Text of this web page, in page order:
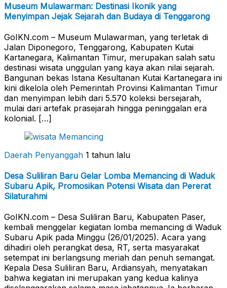
Museum Mulawarman: Destinasi Ikonik yang
Menyimpan Jejak Sejarah dan Budaya di Tenggarong
GoIKN.com – Museum Mulawarman, yang terletak di
Jalan Diponegoro, Tenggarong, Kabupaten Kutai
Kartanegara, Kalimantan Timur, merupakan salah satu
destinasi wisata unggulan yang kaya akan nilai sejarah.
Bangunan bekas Istana Kesultanan Kutai Kartanegara ini
kini dikelola oleh Pemerintah Provinsi Kalimantan Timur
dan menyimpan lebih dari 5.570 koleksi bersejarah,
mulai dari artefak prasejarah hingga peninggalan era
kolonial. […]
Daerah Penyanggah 1 tahun lalu
Desa Suliliran Baru Gelar Lomba Memancing di Waduk
Subaru Apik, Promosikan Potensi Wisata dan Pererat
Silaturahmi
GoIKN.com – Desa Suliliran Baru, Kabupaten Paser,
kembali menggelar kegiatan lomba memancing di Waduk
Subaru Apik pada Minggu (26/01/2025). Acara yang
dihadiri oleh perangkat desa, RT, serta masyarakat
setempat ini berlangsung meriah dan penuh semangat.
Kepala Desa Suliliran Baru, Ardiansyah, menyatakan
bahwa kegiatan ini merupakan yang kedua kalinya